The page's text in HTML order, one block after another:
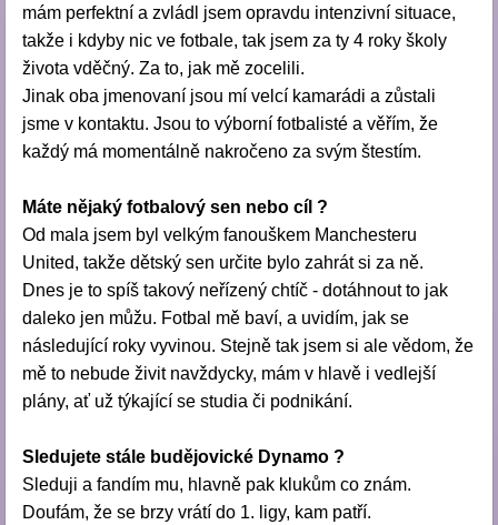
mám perfektní a zvládl jsem opravdu intenzivní situace,
takže i kdyby nic ve fotbale, tak jsem za ty 4 roky školy
života vděčný. Za to, jak mě zocelili.
Jinak oba jmenovaní jsou mí velcí kamarádi a zůstali
jsme v kontaktu. Jsou to výborní fotbalisté a věřím, že
každý má momentálně nakročeno za svým štestím.
Máte nějaký fotbalový sen nebo cíl ?
Od mala jsem byl velkým fanouškem Manchesteru
United, takže dětský sen určite bylo zahrát si za ně.
Dnes je to spíš takový neřízený chtíč - dotáhnout to jak
daleko jen můžu. Fotbal mě baví, a uvidím, jak se
následující roky vyvinou. Stejně tak jsem si ale vědom, že
mě to nebude živit navždycky, mám v hlavě i vedlejší
plány, ať už týkající se studia či podnikání.
Sledujete stále budějovické Dynamo ?
Sleduji a fandím mu, hlavně pak klukům co znám.
Doufám, že se brzy vrátí do 1. ligy, kam patří.